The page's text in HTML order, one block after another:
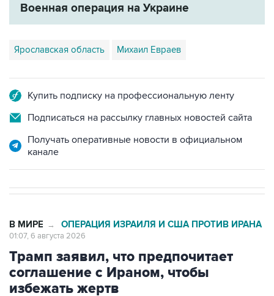
Военная операция на Украине
Ярославская область Михаил Евраев
Купить подписку на профессиональную ленту
Подписаться на рассылку главных новостей сайта
Получать оперативные новости в официальном
канале
В МИРЕ → ОПЕРАЦИЯ ИЗРАИЛЯ И США ПРОТИВ ИРАНА
01:07, 6 августа 2026
Трамп заявил, что предпочитает
соглашение с Ираном, чтобы
избежать жертв